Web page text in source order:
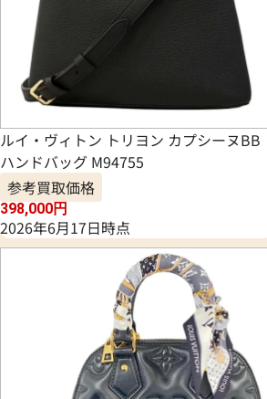
ルイ・ヴィトン トリヨン カプシーヌBB
ハンドバッグ M94755
参考買取価格
398,000円
2026年6月17日時点